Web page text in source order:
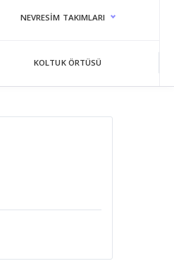
NEVRESIM TAKIMLARI
KOLTUK ÖRTÜSÜ